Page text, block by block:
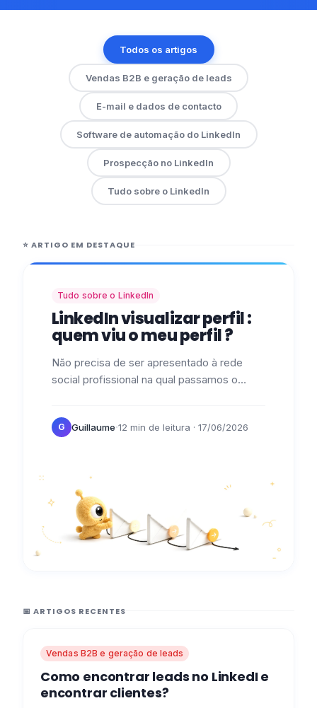
Todos os artigos
Vendas B2B e geração de leads
E-mail e dados de contacto
Software de automação do LinkedIn
Prospecção no LinkedIn
Tudo sobre o LinkedIn
⭐ ARTIGO EM DESTAQUE
Tudo sobre o LinkedIn
LinkedIn visualizar perfil :
quem viu o meu perfil ?
Não precisa de ser apresentado à rede
social profissional na qual passamos o
como…
G Guillaume·12 min de leitura · 17/06/2026
📅 ARTIGOS RECENTES
Vendas B2B e geração de leads
Como encontrar leads no LinkedI e
encontrar clientes?